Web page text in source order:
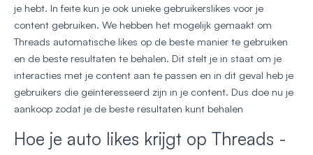
je hebt. In feite kun je ook unieke gebruikerslikes voor je
content gebruiken. We hebben het mogelijk gemaakt om
Threads automatische likes op de beste manier te gebruiken
en de beste resultaten te behalen. Dit stelt je in staat om je
interacties met je content aan te passen en in dit geval heb je
gebruikers die geïnteresseerd zijn in je content. Dus doe nu je
aankoop zodat je de beste resultaten kunt behalen
Hoe je auto likes krijgt op Threads -